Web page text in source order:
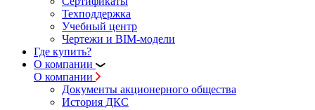
Техподдержка
Учебный центр
Чертежи и BIM-модели
Где купить?
О компании
О компании
Документы акционерного общества
История ДКС